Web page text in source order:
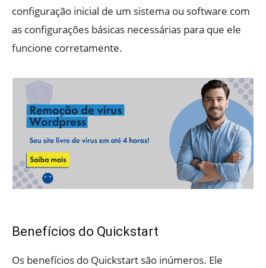
configuração inicial de um sistema ou software com
as configurações básicas necessárias para que ele
funcione corretamente.
Benefícios do Quickstart
Os benefícios do Quickstart são inúmeros. Ele